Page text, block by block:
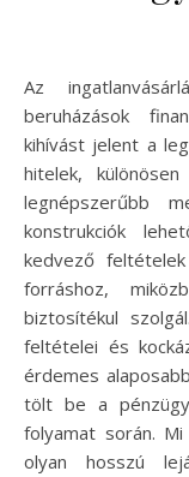
Az ingatlanvásárlás vagy akár nagyobb összegű
beruházások
kihívást jelent a
hitelek,
legnépszerűbb
konstrukciók
kedvező
forráshoz,
biztosítékul
feltételei és
érdemes
tölt be a
folyamat során.
olyan hosszú